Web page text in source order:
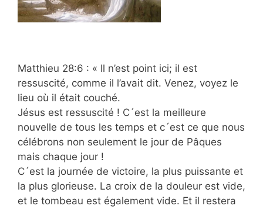
Matthieu 28:6 : « Il n’est point ici; il est
ressuscité, comme il l’avait dit. Venez, voyez le
lieu où il était couché.
Jésus est ressuscité ! C´est la meilleure
nouvelle de tous les temps et c´est ce que nous
célébrons non seulement le jour de Pâques
mais chaque jour !
C´est la journée de victoire, la plus puissante et
la plus glorieuse. La croix de la douleur est vide,
et le tombeau est également vide. Et il restera